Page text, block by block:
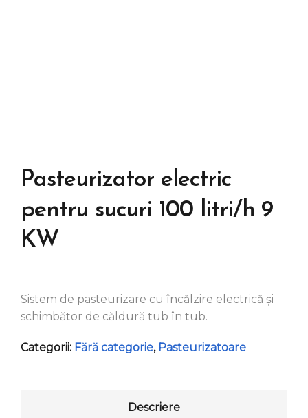
Pasteurizator electric
pentru sucuri 100 litri/h 9
KW
Sistem de pasteurizare cu încălzire electrică și
schimbător de căldură tub în tub.
Categorii: Fără categorie, Pasteurizatoare
Descriere